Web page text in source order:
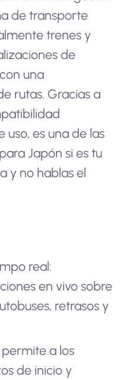
de transporte
trenes y
de
una
rutas. Gracias a
uso, es una de las
Japón si es tu
y no hablas el
real:
en vivo sobre
retrasos y
a los
de inicio y